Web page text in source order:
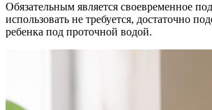
Обязательным является своевременное
использовать не требуется, достаточно
ребенка под проточной водой.